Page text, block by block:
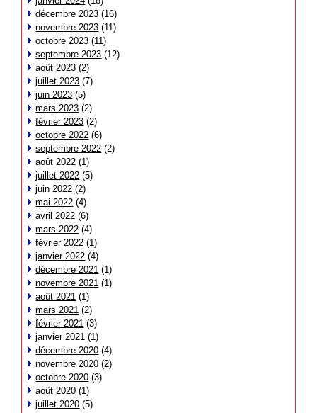
décembre 2023 (16)
novembre 2023 (11)
octobre 2023 (11)
septembre 2023 (12)
août 2023 (2)
juillet 2023 (7)
juin 2023 (5)
mars 2023 (2)
février 2023 (2)
octobre 2022 (6)
septembre 2022 (2)
août 2022 (1)
juillet 2022 (5)
juin 2022 (2)
mai 2022 (4)
avril 2022 (6)
mars 2022 (4)
février 2022 (1)
janvier 2022 (4)
décembre 2021 (1)
novembre 2021 (1)
août 2021 (1)
mars 2021 (2)
février 2021 (3)
janvier 2021 (1)
décembre 2020 (4)
novembre 2020 (2)
octobre 2020 (3)
août 2020 (1)
juillet 2020 (5)